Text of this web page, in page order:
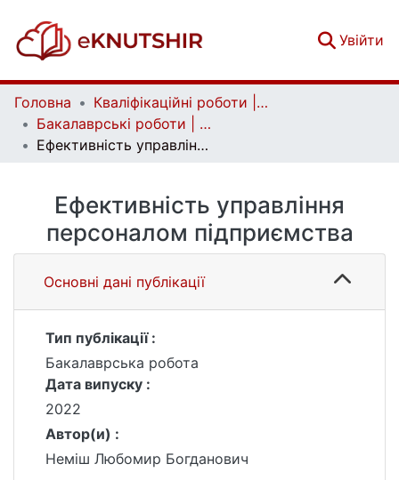
Увійти
Головна
Кваліфікаційні роботи | Qualifying works
Бакалаврські роботи | Bachelor theses
Ефективність управління персоналом підприємства
Ефективність управління
персоналом підприємства
Основні дані публікації
Тип публікації :
Бакалаврська робота
Дата випуску :
2022
Автор(и) :
Неміш Любомир Богданович